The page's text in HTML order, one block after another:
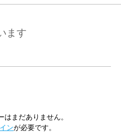
ます
まだありません。
ンが必要です。